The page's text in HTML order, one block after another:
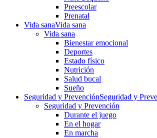
Preescolar
Prenatal
Vida sanaVida sana
Vida sana
Bienestar emocional
Deportes
Estado físico
Nutrición
Salud bucal
Sueño
Seguridad y PrevenciónSeguridad y
Seguridad y Prevención
Durante el juego
En el hogar
En marcha